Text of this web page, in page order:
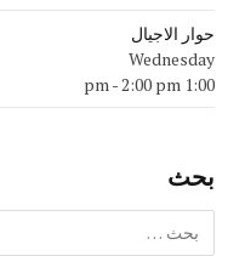
حوار الاجيال
Wednesday
1:00 pm
-2:00 pm
بحث